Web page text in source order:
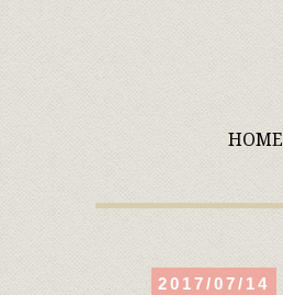
HOME
2017/07/14